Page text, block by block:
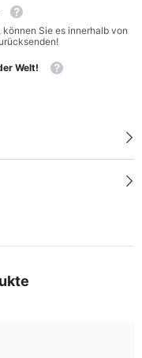
Sie es innerhalb von
Welt!